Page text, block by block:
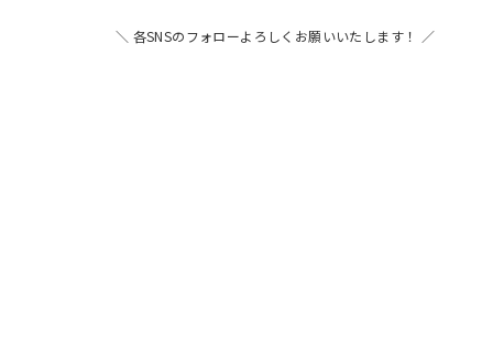
＼ 各SNSのフォローよろしくお願いいたします！ ／